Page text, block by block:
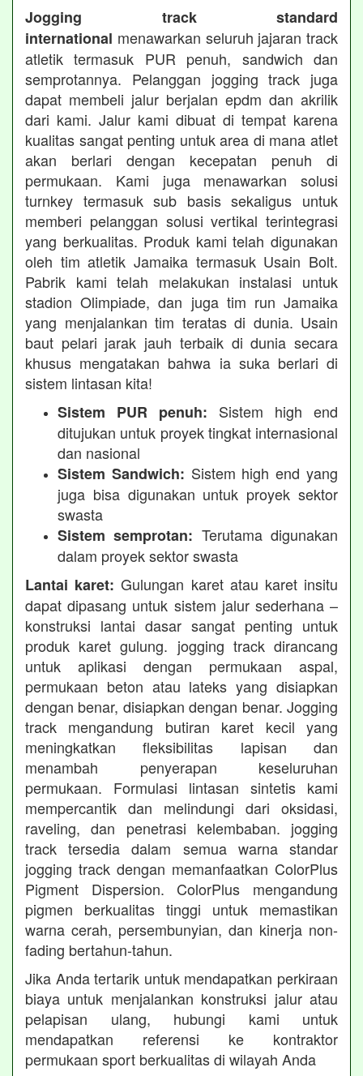
Jogging track standard
international menawarkan seluruh jajaran track
atletik termasuk PUR penuh, sandwich dan
semprotannya. Pelanggan jogging track juga
dapat membeli jalur berjalan epdm dan akrilik
dari kami. Jalur kami dibuat di tempat karena
kualitas sangat penting untuk area di mana atlet
akan berlari dengan kecepatan penuh di
permukaan. Kami juga menawarkan solusi
turnkey termasuk sub basis sekaligus untuk
memberi pelanggan solusi vertikal terintegrasi
yang berkualitas. Produk kami telah digunakan
oleh tim atletik Jamaika termasuk Usain Bolt.
Pabrik kami telah melakukan instalasi untuk
stadion Olimpiade, dan juga tim run Jamaika
yang menjalankan tim teratas di dunia. Usain
baut pelari jarak jauh terbaik di dunia secara
khusus mengatakan bahwa ia suka berlari di
sistem lintasan kita!
Sistem PUR penuh: Sistem high end
ditujukan untuk proyek tingkat internasional
dan nasional
Sistem Sandwich: Sistem high end yang
juga bisa digunakan untuk proyek sektor
swasta
Sistem semprotan: Terutama digunakan
dalam proyek sektor swasta
Lantai karet: Gulungan karet atau karet insitu
dapat dipasang untuk sistem jalur sederhana –
konstruksi lantai dasar sangat penting untuk
produk karet gulung. jogging track dirancang
untuk aplikasi dengan permukaan aspal,
permukaan beton atau lateks yang disiapkan
dengan benar, disiapkan dengan benar. Jogging
track mengandung butiran karet kecil yang
meningkatkan fleksibilitas lapisan dan
menambah penyerapan keseluruhan
permukaan. Formulasi lintasan sintetis kami
mempercantik dan melindungi dari oksidasi,
raveling, dan penetrasi kelembaban. jogging
track tersedia dalam semua warna standar
jogging track dengan memanfaatkan ColorPlus
Pigment Dispersion. ColorPlus mengandung
pigmen berkualitas tinggi untuk memastikan
warna cerah, persembunyian, dan kinerja non-
fading bertahun-tahun.
Jika Anda tertarik untuk mendapatkan perkiraan
biaya untuk menjalankan konstruksi jalur atau
pelapisan ulang, hubungi kami untuk
mendapatkan referensi ke kontraktor
permukaan sport berkualitas di wilayah Anda